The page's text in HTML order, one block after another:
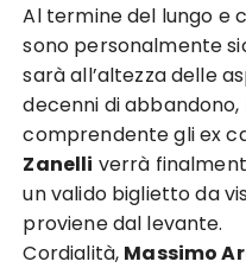
Al termine del lungo e
sono personalmente
sarà all’altezza delle
decenni di abbandono,
comprendente gli ex
Zanelli verrà
un valido biglietto da
proviene dal levante.
Cordialità, Massimo